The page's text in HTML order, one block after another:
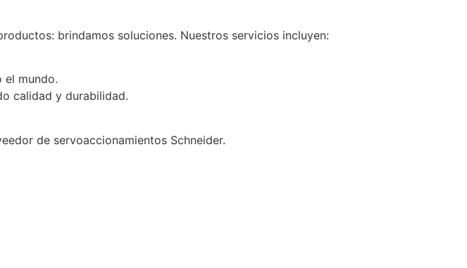
brindamos soluciones. Nuestros servicios incluyen:
el mundo.
calidad y durabilidad.
de servoaccionamientos Schneider.